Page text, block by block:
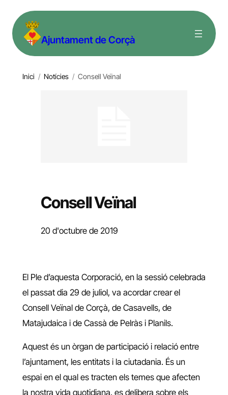
contingut Ajuntament de Corçà
Inici / Notícies / Consell Veïnal
Consell Veïnal
20 d'octubre de 2019
El Ple d’aquesta Corporació, en la sessió celebrada
el passat dia 29 de juliol, va acordar crear el
Consell Veïnal de Corçà, de Casavells, de
Matajudaica i de Cassà de Pelràs i Planils.
Aquest és un òrgan de participació i relació entre
l’ajuntament, les entitats i la ciutadania. És un
espai en el qual es tracten els temes que afecten
la nostra vida quotidiana, es delibera sobre els